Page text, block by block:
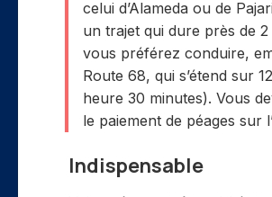
celui d’Alameda ou de
un trajet qui dure près de 2
vous préférez conduire,
Route 68, qui s’étend sur
heure 30 minutes). Vous
le paiement de péages sur
Indispensable